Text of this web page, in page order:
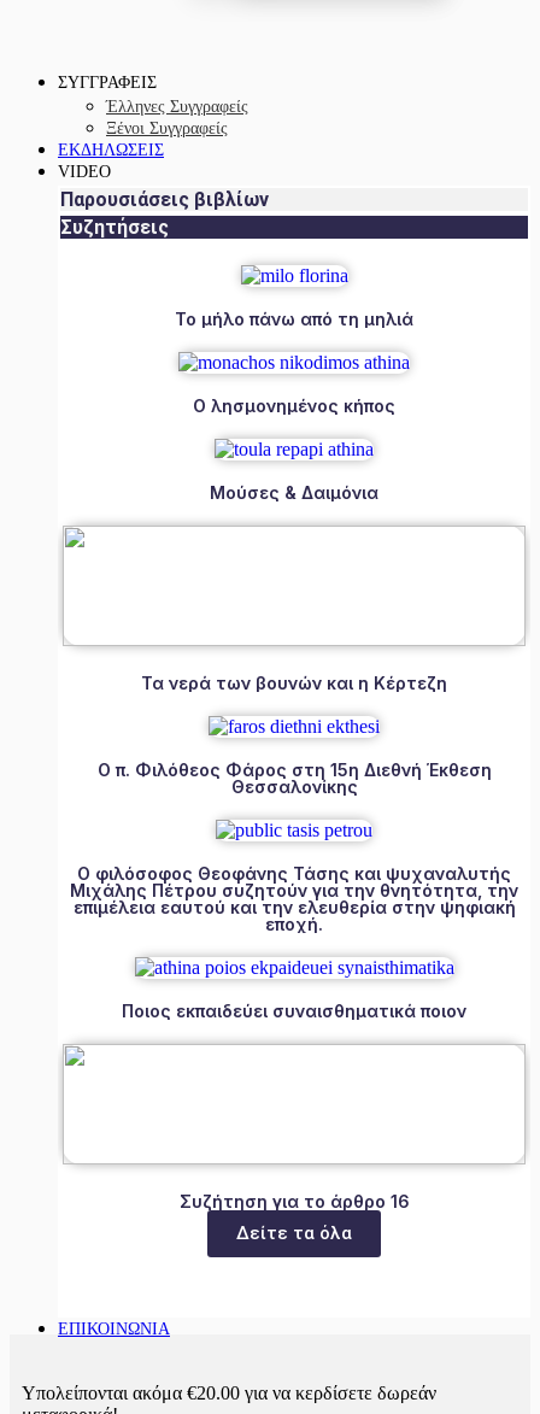
ΣΥΓΓΡΑΦΕΙΣ
Έλληνες Συγγραφείς
Ξένοι Συγγραφείς
ΕΚΔΗΛΩΣΕΙΣ
VIDEO
Παρουσιάσεις βιβλίων
Συζητήσεις
Το μήλο πάνω από τη μηλιά
Ο λησμονημένος κήπος
Μούσες & Δαιμόνια
Τα νερά των βουνών και η Κέρτεζη
Ο π. Φιλόθεος Φάρος στη 15η Διεθνή Έκθεση
Θεσσαλονίκης
Ο φιλόσοφος Θεοφάνης Τάσης και ψυχαναλυτής
Μιχάλης Πέτρου συζητούν για την θνητότητα, την
επιμέλεια εαυτού και την ελευθερία στην ψηφιακή
εποχή.
Ποιος εκπαιδεύει συναισθηματικά ποιον
Συζήτηση για το άρθρο 16
Δείτε τα όλα
ΕΠΙΚΟΙΝΩΝΙΑ
Υπολείπονται ακόμα €20.00 για να κερδίσετε δωρεάν